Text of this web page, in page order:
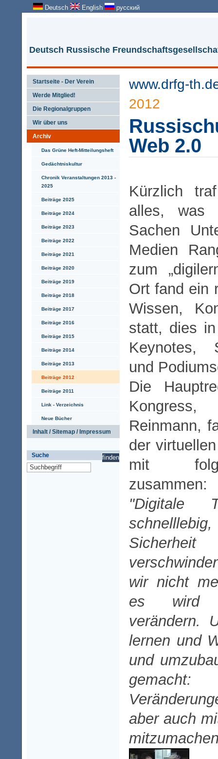
Deutsch English русский
Deutsch Russische
Startseite - Der Verein
Werde Mitglied!
Die Regionalgruppen
Wir über uns
Archiv
Das Grüne Heft-Mitteilungsheft
Gedächtniskultur
Chronik Veranstaltungen 2013 -
2025
Beiträge 2025
Beiträge 2024
Beiträge 2023
Beiträge 2022
Beiträge 2021
Beiträge 2020
Beiträge 2019
Beiträge 2018
Beiträge 2017
Beiträge 2016
Beiträge 2015
Beiträge 2014
Beiträge 2013
Beiträge 2012
Beiträge 2011
Link - Verzeichnis
Neue Bücher
Inhalt / Sitemap / Impressum
Suche
www.drfg-
2012
Web 2.0
Kürzlich
alles, was
Sachen
Medien
zum
Ort fand ein
Wissen,
statt, dies
Keynotes,
und
Die
Reinmann,
der
mit
zusammen:
"Digitale
wir nicht
es wird
verändern.
lernen und
und
aber auch